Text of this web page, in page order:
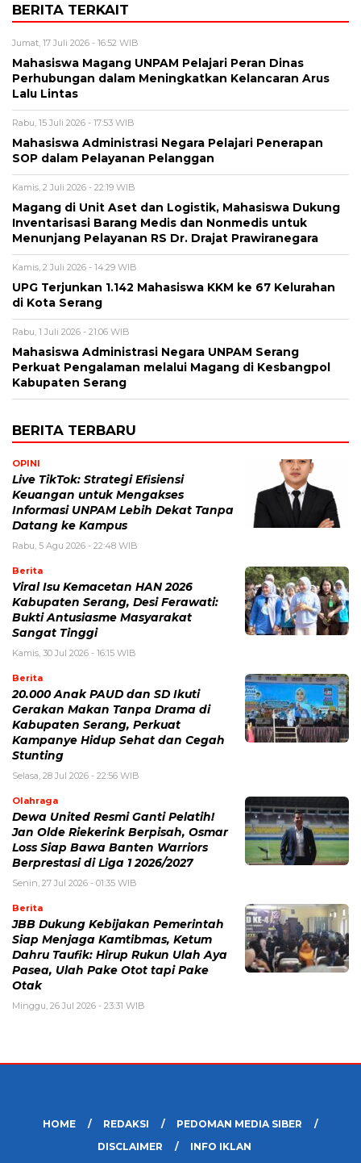
BERITA TERKAIT
Jumat, 17 Juli 2026 - 16:52 WIB
Mahasiswa Magang UNPAM Pelajari Peran Dinas
Perhubungan dalam Meningkatkan Kelancaran Arus
Lalu Lintas
Rabu, 15 Juli 2026 - 17:53 WIB
Mahasiswa Administrasi Negara Pelajari Penerapan
SOP dalam Pelayanan Pelanggan
Kamis, 2 Juli 2026 - 22:19 WIB
Magang di Unit Aset dan Logistik, Mahasiswa Dukung
Inventarisasi Barang Medis dan Nonmedis untuk
Menunjang Pelayanan RS Dr. Drajat Prawiranegara
Kamis, 2 Juli 2026 - 14:29 WIB
UPG Terjunkan 1.142 Mahasiswa KKM ke 67 Kelurahan
di Kota Serang
Rabu, 1 Juli 2026 - 21:06 WIB
Mahasiswa Administrasi Negara UNPAM Serang
Perkuat Pengalaman melalui Magang di Kesbangpol
Kabupaten Serang
BERITA TERBARU
OPINI
Live TikTok: Strategi Efisiensi
Keuangan untuk Mengakses
Informasi UNPAM Lebih Dekat Tanpa
Datang ke Kampus
Rabu, 5 Agu 2026 - 22:48 WIB
Berita
Viral Isu Kemacetan HAN 2026
Kabupaten Serang, Desi Ferawati:
Bukti Antusiasme Masyarakat
Sangat Tinggi
Kamis, 30 Jul 2026 - 16:15 WIB
Berita
20.000 Anak PAUD dan SD Ikuti
Gerakan Makan Tanpa Drama di
Kabupaten Serang, Perkuat
Kampanye Hidup Sehat dan Cegah
Stunting
Selasa, 28 Jul 2026 - 22:56 WIB
Olahraga
Dewa United Resmi Ganti Pelatih!
Jan Olde Riekerink Berpisah, Osmar
Loss Siap Bawa Banten Warriors
Berprestasi di Liga 1 2026/2027
Senin, 27 Jul 2026 - 01:35 WIB
Berita
JBB Dukung Kebijakan Pemerintah
Siap Menjaga Kamtibmas, Ketum
Dahru Taufik: Hirup Rukun Ulah Aya
Pasea, Ulah Pake Otot tapi Pake
Otak
Minggu, 26 Jul 2026 - 23:31 WIB
HOME REDAKSI
PEDOMAN MEDIA SIBER
DISCLAIMER
INFO IKLAN